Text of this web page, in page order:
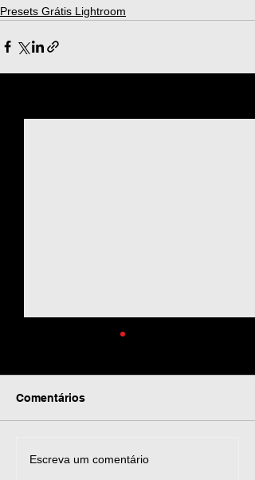
Presets Grátis Lightroom
Matchday Poster
Comentários
Escreva um comentário